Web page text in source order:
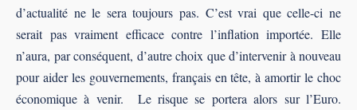
d’actualité ne le sera toujours pas. C’est vrai que celle-ci ne
serait pas vraiment efficace contre l’inflation importée. Elle
n’aura, par conséquent, d’autre choix que d’intervenir à nouveau
pour aider les gouvernements, français en tête, à amortir le choc
économique à venir. Le risque se portera alors sur l’Euro.